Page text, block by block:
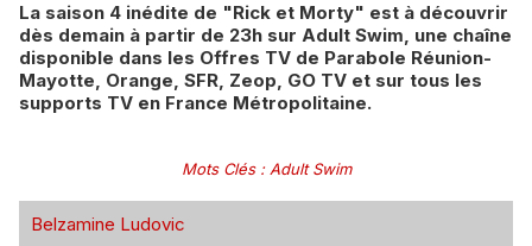
La saison 4 inédite de "Rick et Morty" est à découvrir
dès demain à partir de 23h sur Adult Swim, une chaîne
disponible dans les Offres TV de Parabole Réunion-
Mayotte, Orange, SFR, Zeop, GO TV et sur tous les
supports TV en France Métropolitaine.
Mots Clés: Adult Swim
Belzamine Ludovic